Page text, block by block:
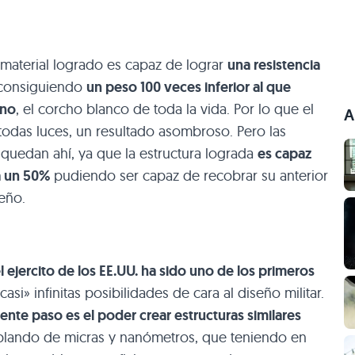
logrado es capaz de lograr una resistencia
un peso 100 veces inferior al que
, el corcho blanco de toda la vida. Por lo que el
luces, un resultado asombroso. Pero las
ahí, ya que la estructura lograda es capaz
50% pudiendo ser capaz de recobrar su anterior
ejercito de los EE.UU. ha sido uno de los primeros
infinitas posibilidades de cara al diseño militar.
paso es el poder crear estructuras similares
de micras y nanómetros, que teniendo en